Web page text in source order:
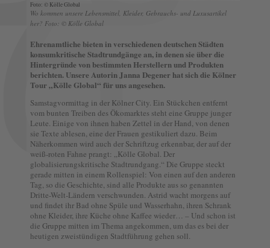
Foto: © Kölle Global
Wo kommen unsere Lebensmittel, Kleider, Gebrauchs- und Luxusartikel
her? Foto: © Kölle Global
Ehrenamtliche bieten in verschiedenen deutschen Städten
konsumkritische Stadtrundgänge an, in denen sie über die
Hintergründe von bestimmten Herstellern und Produkten
berichten. Unsere Autorin Janna Degener hat sich die Kölner
Tour „Kölle Global“ für uns angesehen.
Samstagvormittag in der Kölner City. Ein Stückchen entfernt
vom bunten Treiben des Ökomarktes steht eine Gruppe junger
Leute. Einige von ihnen haben Zettel in der Hand, von denen
sie Texte ablesen, eine der Frauen gestikuliert dazu. Beim
Näherkommen wird auch der Schriftzug erkennbar, der auf der
weiß-roten Fahne prangt: „Kölle Global. Der
globalisierungskritische Stadtrundgang.“ Die Gruppe steckt
gerade mitten in einem Rollenspiel: Von einen auf den anderen
Tag, so die Geschichte, sind alle Produkte aus so genannten
Dritte-Welt-Ländern verschwunden. Astrid wacht morgens auf
und findet ihr Bad ohne Spüle und Wasserhahn, ihren Schrank
ohne Kleider, ihre Küche ohne Kaffee wieder… – Und schon ist
die Gruppe mitten im Thema angekommen, um das es bei der
heutigen zweistündigen Stadtführung gehen soll.